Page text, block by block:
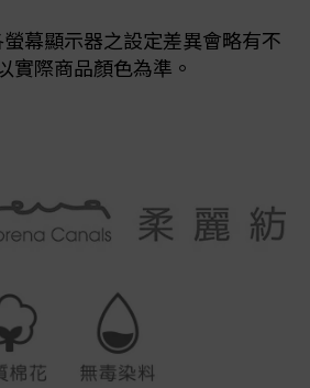
幕顯示器之設定差異會略有不
實際商品顏色為準。